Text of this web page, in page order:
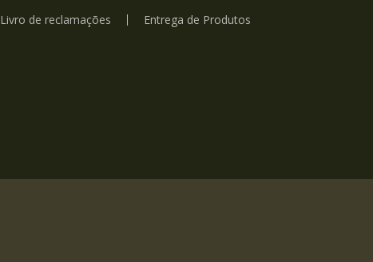
Livro de reclamações Entrega de Produtos